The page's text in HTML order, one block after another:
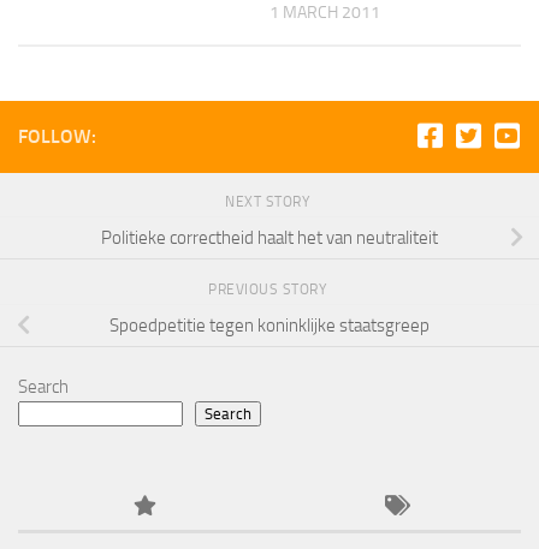
1 MARCH 2011
FOLLOW:
NEXT STORY
Politieke correctheid haalt het van neutraliteit
PREVIOUS STORY
Spoedpetitie tegen koninklijke staatsgreep
Search
Search